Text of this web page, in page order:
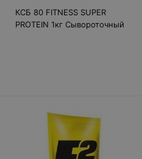
КСБ 80 FITNESS SUPER
PROTEIN 1кг Сывороточный